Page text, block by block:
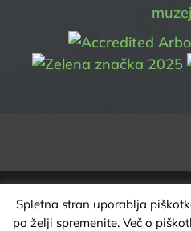
ARBORETUM VOLČJI POTOK |
Spletna stran uporablja
po želji spremenite. Več o